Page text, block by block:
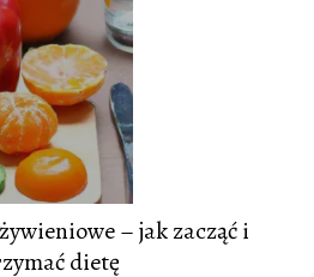
– jak zacząć i
dietę